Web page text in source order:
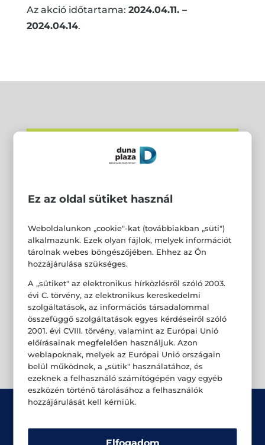
Az akció időtartama: 2024.04.11. –
2024.04.14.
Ez az oldal sütiket használ
Weboldalunkon „cookie"-kat (továbbiakban „süti")
alkalmazunk. Ezek olyan fájlok, melyek információt
tárolnak webes böngészőjében. Ehhez az Ön
hozzájárulása szükséges.
A „sütiket" az elektronikus hírközlésről szóló 2003.
évi C. törvény, az elektronikus kereskedelmi
szolgáltatások, az információs társadalommal
összefüggő szolgáltatások egyes kérdéseiről szóló
2001. évi CVIII. törvény, valamint az Európai Unió
előírásainak megfelelően használjuk. Azon
weblapoknak, melyek az Európai Unió országain
belül működnek, a „sütik" használatához, és
ezeknek a felhasználó számítógépén vagy egyéb
eszközén történő tárolásához a felhasználók
hozzájárulását kell kérniük.
Elfogadom